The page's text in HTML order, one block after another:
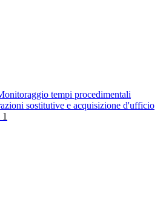
tempi procedimentali
sostitutive e acquisizione d'ufficio
1